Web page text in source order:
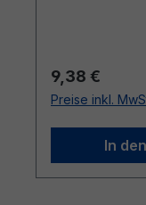
Regulärer
9,38 €
Preise inkl.
In